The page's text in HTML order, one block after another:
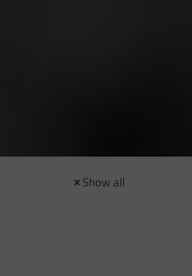
Show all